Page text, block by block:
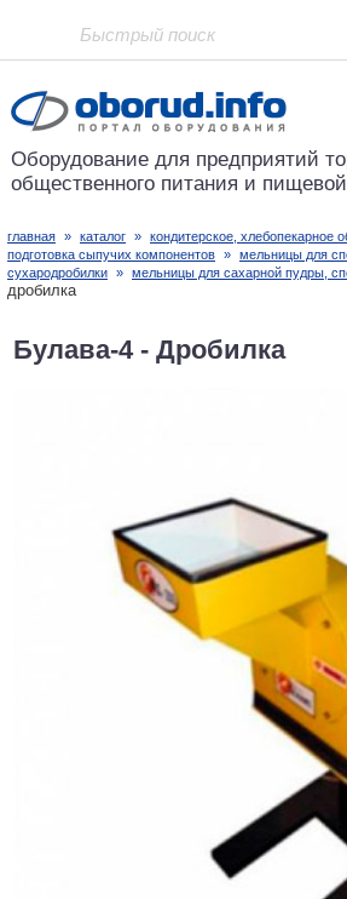
Проект основан в 2001 году
Оборудование для предприятий
общественного питания и
главная » каталог » кондитерское, хлебопекарное
подготовка сыпучих компонентов » мельницы для
сухародробилки » мельницы для сахарной пудры,
дробилка
Булава-4 - Дробилка